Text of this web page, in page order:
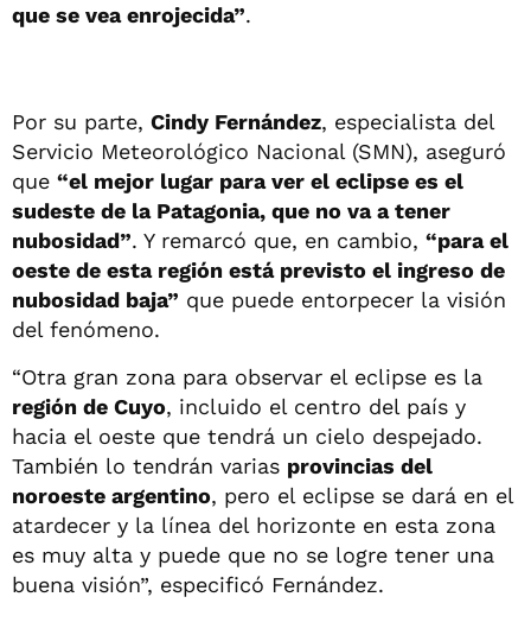
que se vea enrojecida”.
Por su parte, Cindy Fernández, especialista del
Servicio Meteorológico Nacional (SMN), aseguró
que “el mejor lugar para ver el eclipse es el
sudeste de la Patagonia, que no va a tener
nubosidad”. Y remarcó que, en cambio, “para el
oeste de esta región está previsto el ingreso de
nubosidad baja” que puede entorpecer la visión
del fenómeno.
“Otra gran zona para observar el eclipse es la
región de Cuyo, incluido el centro del país y
hacia el oeste que tendrá un cielo despejado.
También lo tendrán varias provincias del
noroeste argentino, pero el eclipse se dará en el
atardecer y la línea del horizonte en esta zona
es muy alta y puede que no se logre tener una
buena visión”, especificó Fernández.